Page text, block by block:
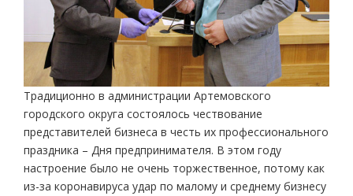
Традиционно в администрации Артемовского
городского округа состоялось чествование
представителей бизнеса в честь их профессионального
праздника – Дня предпринимателя. В этом году
настроение было не очень торжественное, потому как
из-за коронавируса удар по малому и среднему бизнесу